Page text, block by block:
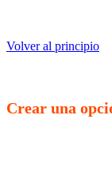
Volver al principio
Crear una